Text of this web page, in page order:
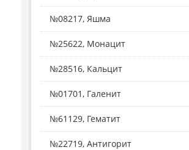
№08217, Яшма
№25622, Монацит
№28516, Кальцит
№01701, Галенит
№61129, Гематит
№22719, Антигорит